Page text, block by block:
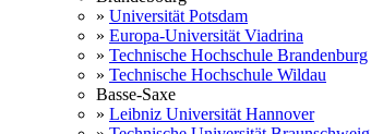
» Universität Potsdam
» Europa-Universität Viadrina
» Technische Hochschule Brandenburg
» Technische Hochschule Wildau
Basse-Saxe
» Leibniz Universität Hannover